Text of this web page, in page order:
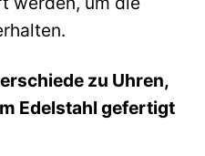
zu Uhren,
Edelstahl gefertigt